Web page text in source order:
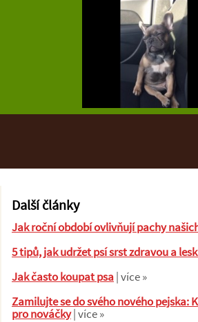
Další články
Jak roční období ovlivňují pachy
5 tipů, jak udržet psí srst zdravou a
Jak často koupat psa| více »
Zamilujte se do svého nového pejska:
pro nováčky| více »